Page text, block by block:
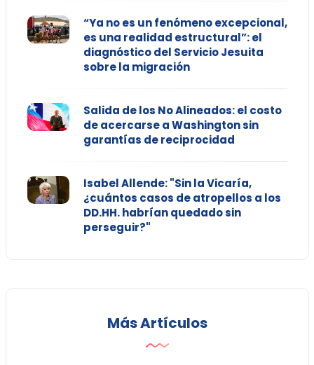
“Ya no es un fenómeno excepcional,
es una realidad estructural”: el
diagnóstico del Servicio Jesuita
sobre la migración
Salida de los No Alineados: el costo
de acercarse a Washington sin
garantías de reciprocidad
Isabel Allende: "Sin la Vicaría,
¿cuántos casos de atropellos a los
DD.HH. habrían quedado sin
perseguir?"
Más Artículos